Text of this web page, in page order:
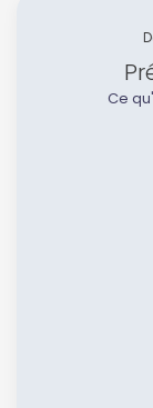
Ce